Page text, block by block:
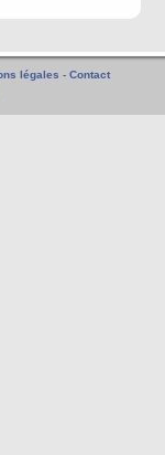
légales - Contact